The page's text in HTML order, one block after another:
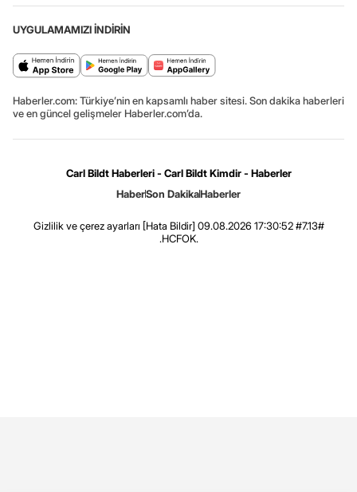
UYGULAMAMIZI İNDİRİN
Haberler.com: Türkiye’nin en kapsamlı haber sitesi. Son dakika haberleri
ve en güncel gelişmeler Haberler.com’da.
Carl Bildt Haberleri - Carl Bildt Kimdir - Haberler
HaberSon DakikaHaberler
Gizlilik ve çerez ayarları [Hata Bildir] 09.08.2026 17:30:52 #7.13#
.HCFOK.